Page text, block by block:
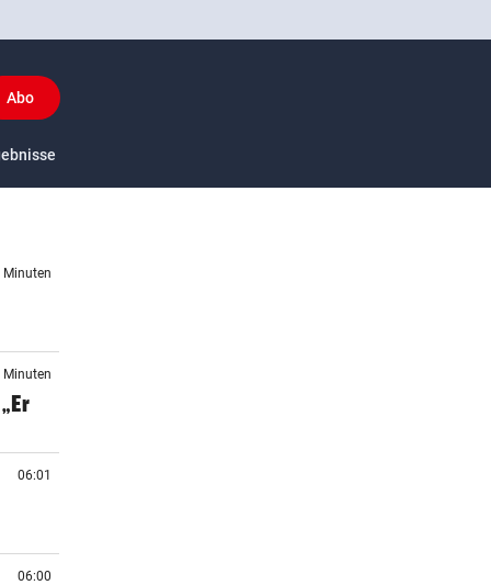
Abo
US-Sport
Minuten
Minuten
06:01
06:00